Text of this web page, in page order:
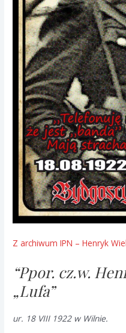
Z archiwum IPN – Henryk
“Ppor. cz.w.
„Lufa”
ur. 18 VIII 1922 w Wilnie.